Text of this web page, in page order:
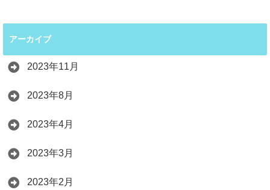
アーカイブ
2023年11月
2023年8月
2023年4月
2023年3月
2023年2月